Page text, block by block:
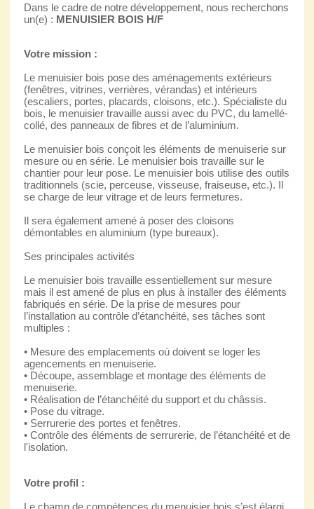
Dans le cadre de notre développement, nous recherchons
un(e) : MENUISIER BOIS H/F
Votre mission :
Le menuisier bois pose des aménagements extérieurs
(fenêtres, vitrines, verrières, vérandas) et intérieurs
(escaliers, portes, placards, cloisons, etc.). Spécialiste du
bois, le menuisier travaille aussi avec du PVC, du lamellé-
collé, des panneaux de fibres et de l’aluminium.
Le menuisier bois conçoit les éléments de menuiserie sur
mesure ou en série. Le menuisier bois travaille sur le
chantier pour leur pose. Le menuisier bois utilise des outils
traditionnels (scie, perceuse, visseuse, fraiseuse, etc.). Il
se charge de leur vitrage et de leurs fermetures.
Il sera également amené à poser des cloisons
démontables en aluminium (type bureaux).
Ses principales activités
Le menuisier bois travaille essentiellement sur mesure
mais il est amené de plus en plus à installer des éléments
fabriqués en série. De la prise de mesures pour
l’installation au contrôle d’étanchéité, ses tâches sont
multiples :
• Mesure des emplacements où doivent se loger les
agencements en menuiserie.
• Découpe, assemblage et montage des éléments de
menuiserie.
• Réalisation de l’étanchéité du support et du châssis.
• Pose du vitrage.
• Serrurerie des portes et fenêtres.
• Contrôle des éléments de serrurerie, de l’étanchéité et de
l'isolation.
Votre profil :
Le champ de compétences du menuisier bois s’est élargi